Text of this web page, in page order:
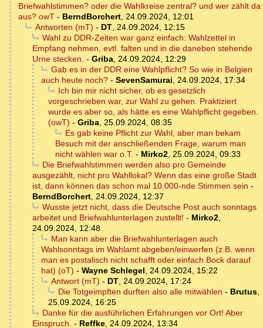
Briefwahlstimmen? oder die Wahlkreise zentral? und wer zählt da
aus? owT - BerndBorchert, 24.09.2024, 12:01
Antworten (mT) - DT, 24.09.2024, 12:15
Wahl zu DDR-Zeiten war ganz einfach: Wahlzettel in
Empfang nehmen, evtl. falten und in die daneben stehende
Urne stecken. - Griba, 24.09.2024, 12:29
Gab es in der DDR eine Wahlpflicht? So wie in Belgien
auch heute noch? - SevenSamurai, 24.09.2024, 17:34
Ich bin mir nicht sicher, ob es gesetzlich
vorgeschrieben war, zur Wahl zu gehen. Praktiziert
wurde es aber so, als hätte es eine Wahlpflicht gegeben.
(owT) - Griba, 25.09.2024, 08:35
Es gab keine Pflicht zur Wahl, aber man bekam
Besuch mit der anschließenden Frage, warum man
nicht wählen war o.T. - Mirko2, 25.09.2024, 09:33
Die Briefwahlstimmen werden also pro Gemeinde
ausgezählt, nicht pro Wahllokal? Wenn das eine große Stadt
ist, dann können das schon mal 10.000-nde Stimmen sein -
BerndBorchert, 24.09.2024, 12:37
Wusste jetzt nicht, dass die Deutsche Post auch sonntags
arbeitet und Briefwahlunterlagen zustellt! - Mirko2,
24.09.2024, 12:48
Man kann aber die Briefwahlunterlagen auch
Wahlsonntags im Wahlamt abgeben/einwerfen (z.B. wenn
man es postalisch nicht schafft oder einfach Bock darauf
hat) (oT) - Wayne Schlegel, 24.09.2024, 15:22
Antwort (mT) - DT, 24.09.2024, 17:24
Die Totgeimpften durften also alle mitwählen - Brutus,
25.09.2024, 16:25
Danke für die ausführlichen Erfahrungen vor Ort! Aber
Einspruch. - Reffke, 24.09.2024, 13:34